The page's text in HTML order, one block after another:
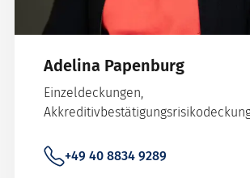
Adelina Papenburg
Einzeldeckungen,
+49 40 8834 9289